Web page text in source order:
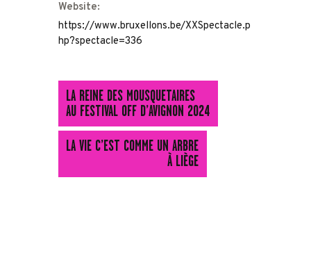
Website:
https://www.bruxellons.be/XXSpectacle.p
hp?spectacle=336
LA REINE DES MOUSQUETAIRES
AU FESTIVAL OFF D’AVIGNON 2024
LA VIE C’EST COMME UN ARBRE
À LIÈGE